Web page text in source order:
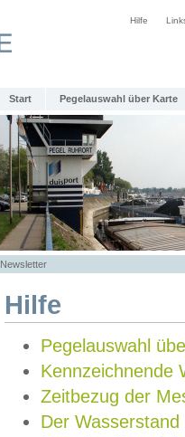
Hilfe
Start Pegelauswahl über Karte
Newsletter
Hilfe
Pegelauswahl
Kennzeichnende
Zeitbezug der
Der Wasserstand